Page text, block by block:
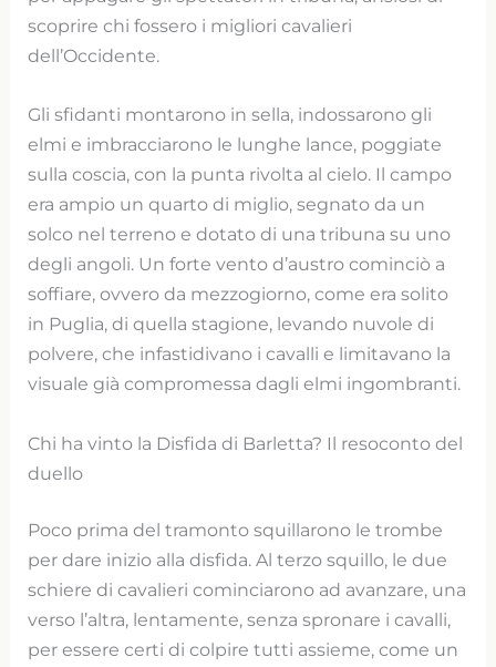
scoprire chi fossero i migliori cavalieri
dell’Occidente.
Gli sfidanti montarono in sella, indossarono gli
elmi e imbracciarono le lunghe lance, poggiate
sulla coscia, con la punta rivolta al cielo. Il campo
era ampio un quarto di miglio, segnato da un
solco nel terreno e dotato di una tribuna su uno
degli angoli. Un forte vento d’austro cominciò a
soffiare, ovvero da mezzogiorno, come era solito
in Puglia, di quella stagione, levando nuvole di
polvere, che infastidivano i cavalli e limitavano la
visuale già compromessa dagli elmi ingombranti.
Chi ha vinto la Disfida di Barletta? Il resoconto del
duello
Poco prima del tramonto squillarono le trombe
per dare inizio alla disfida. Al terzo squillo, le due
schiere di cavalieri cominciarono ad avanzare, una
verso l’altra, lentamente, senza spronare i cavalli,
per essere certi di colpire tutti assieme, come un